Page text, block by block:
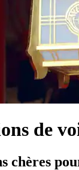
de
chères